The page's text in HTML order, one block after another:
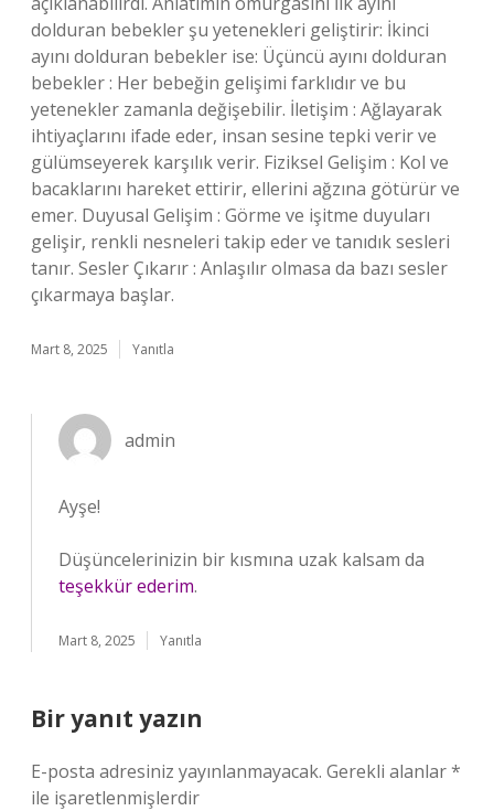
dolduran bebekler şu yetenekleri geliştirir: İkinci
ayını dolduran bebekler ise: Üçüncü ayını dolduran
bebekler : Her bebeğin gelişimi farklıdır ve bu
yetenekler zamanla değişebilir. İletişim : Ağlayarak
ihtiyaçlarını ifade eder, insan sesine tepki verir ve
gülümseyerek karşılık verir. Fiziksel Gelişim : Kol ve
bacaklarını hareket ettirir, ellerini ağzına götürür ve
emer. Duyusal Gelişim : Görme ve işitme duyuları
gelişir, renkli nesneleri takip eder ve tanıdık sesleri
tanır. Sesler Çıkarır : Anlaşılır olmasa da bazı sesler
çıkarmaya başlar.
Mart 8, 2025 Yanıtla
admin
Ayşe!
Düşüncelerinizin bir kısmına uzak kalsam da
teşekkür ederim.
Mart 8, 2025 Yanıtla
Bir yanıt yazın
E-posta adresiniz yayınlanmayacak. Gerekli alanlar*
ile işaretlenmişlerdir